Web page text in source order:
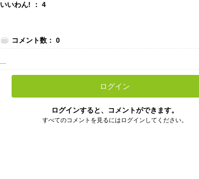
いいわん! ： 4
コメント数： 0
...
ログイン
ログインすると、コメントができます。
すべてのコメントを見るにはログインしてください。